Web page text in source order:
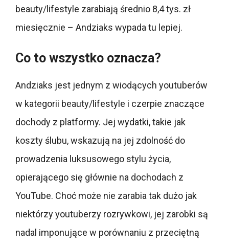
beauty/lifestyle zarabiają średnio 8,4 tys. zł
miesięcznie – Andziaks wypada tu lepiej.
Co to wszystko oznacza?
Andziaks jest jednym z wiodących youtuberów
w kategorii beauty/lifestyle i czerpie znaczące
dochody z platformy. Jej wydatki, takie jak
koszty ślubu, wskazują na jej zdolność do
prowadzenia luksusowego stylu życia,
opierającego się głównie na dochodach z
YouTube. Choć może nie zarabia tak dużo jak
niektórzy youtuberzy rozrywkowi, jej zarobki są
nadal imponujące w porównaniu z przeciętną